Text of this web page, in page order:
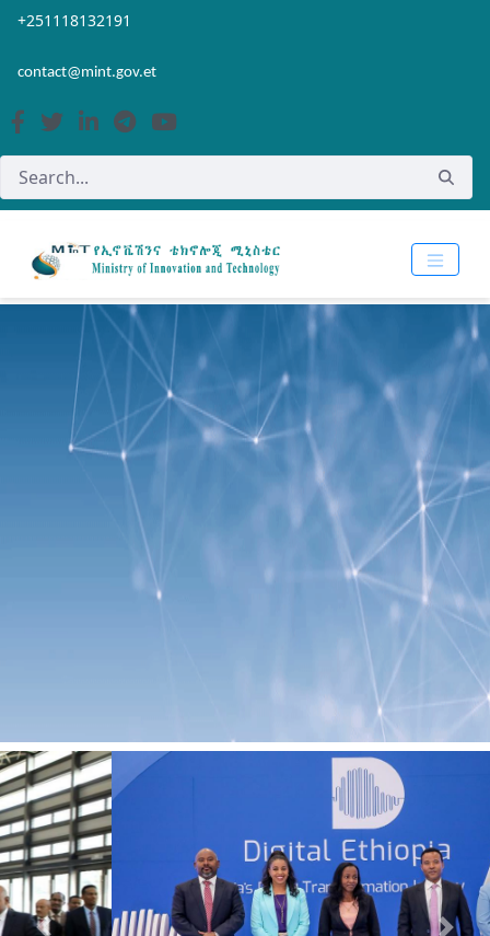
Skip to Main Content
Open Accessibility Menu
+251118132191
contact@mint.gov.et
Previous Next